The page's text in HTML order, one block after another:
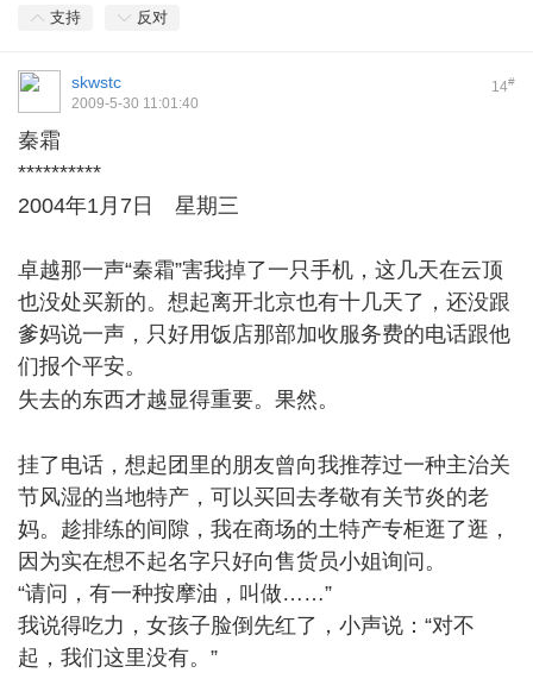
支持 反对
14#
skwstc
2009-5-30 11:01:40
秦霜
**********
2004年1月7日 星期三
卓越那一声“秦霜”害我掉了一只手机，这几天在云顶
也没处买新的。想起离开北京也有十几天了，还没跟
爹妈说一声，只好用饭店那部加收服务费的电话跟他
们报个平安。
失去的东西才越显得重要。果然。
挂了电话，想起团里的朋友曾向我推荐过一种主治关
节风湿的当地特产，可以买回去孝敬有关节炎的老
妈。趁排练的间隙，我在商场的土特产专柜逛了逛，
因为实在想不起名字只好向售货员小姐询问。
“请问，有一种按摩油，叫做……”
我说得吃力，女孩子脸倒先红了，小声说：“对不
起，我们这里没有。”